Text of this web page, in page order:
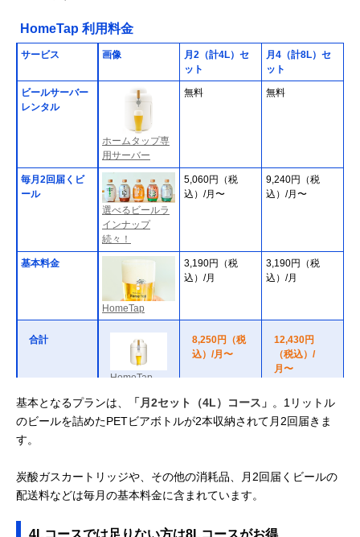
HomeTap 利用料金
サービス 画像
月2（計4L）セ
ット
月4（計8L）セ
ット
ビールサーバー
レンタル
ホームタップ専
用サーバー
無料 無料
毎月2回届くビ
ール
選べるビールラ
インナップ
続々！
5,060円（税
込）/月〜
9,240円（税
込）/月〜
基本料金
HomeTap
3,190円（税
込）/月
3,190円（税
込）/月
合計
HomeTap
8,250円（税
込）/月〜
12,430円
（税込）/
月〜
基本となるプランは、 「月2セット（4L）コース」 。1リットル
のビールを詰めたPETビアボトルが2本収納されて月2回届きま
す。
炭酸ガスカートリッジや、その他の消耗品、月2回届くビールの
配送料などは毎月の基本料金に含まれています。
4Lコースでは足りない方は8Lコースがお得